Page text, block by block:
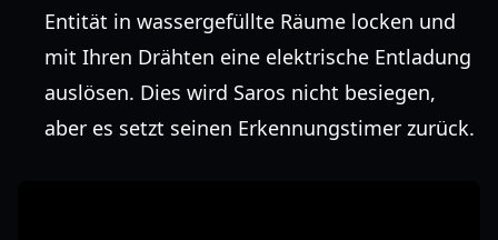
Entität in wassergefüllte Räume locken und
mit Ihren Drähten eine elektrische Entladung
auslösen. Dies wird Saros nicht besiegen,
aber es setzt seinen Erkennungstimer zurück.